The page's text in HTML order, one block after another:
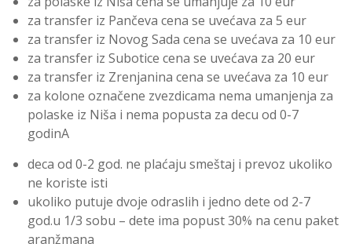
za transfer iz Pančeva cena se uvećava za 5 eur
za transfer iz Novog Sada cena se uvećava za 10 eur
za transfer iz Subotice cena se uvećava za 20 eur
za transfer iz Zrenjanina cena se uvećava za 10 eur
za kolone označene zvezdicama nema umanjenja za
polaske iz Niša i nema popusta za decu od 0-7
godinA
deca od 0-2 god. ne plaćaju smeštaj i prevoz ukoliko
ne koriste isti
ukoliko putuje dvoje odraslih i jedno dete od 2-7
god.u 1/3 sobu – dete ima popust 30% na cenu paket
aranžmana